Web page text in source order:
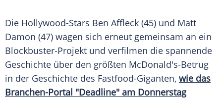
Die Hollywood-Stars Ben Affleck (45) und Matt
Damon (47) wagen sich erneut gemeinsam an ein
Blockbuster-Projekt und verfilmen die spannende
Geschichte über den größten McDonald's-Betrug
in der Geschichte des Fastfood-Giganten, wie das
Branchen-Portal "Deadline" am Donnerstag